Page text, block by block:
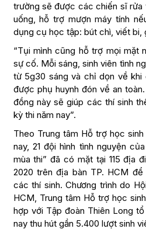
trường sẽ được các chiến sĩ rửa
uống, hỗ trợ mượn máy tính
dụng cụ học tập: bút chì, viết
“Tụi mình cũng hỗ trợ mọi mặt
sự cố. Mỗi sáng, sinh viên tình
từ 5g30 sáng và chỉ dọn về
được phụ huynh đón về an
đồng này sẽ giúp các thí sinh
kỳ thi năm nay”.
Theo Trung tâm Hỗ trợ học
nay, 21 đội hình tình nguyện
mùa thi” đã có mặt tại 115 địa
2020 trên địa bàn TP. HCM
các thí sinh. Chương trình do
HCM, Trung tâm Hỗ trợ học
hợp với Tập đoàn Thiên Long
nay thu hút gần 5.400 lượt sinh